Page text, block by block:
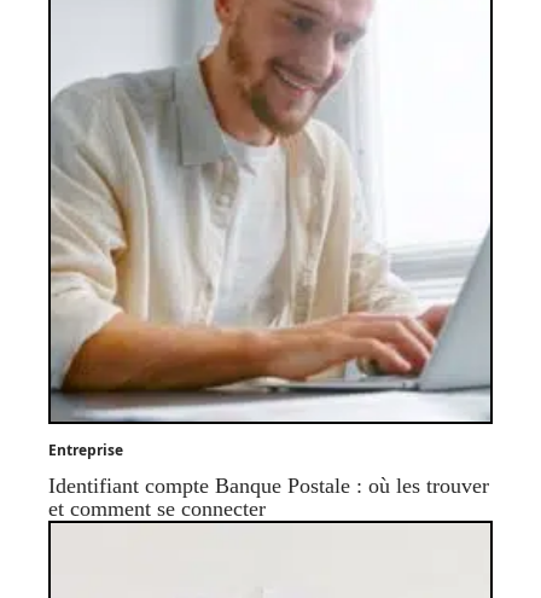
Entreprise
Identifiant compte Banque Postale : où les trouver
et comment se connecter